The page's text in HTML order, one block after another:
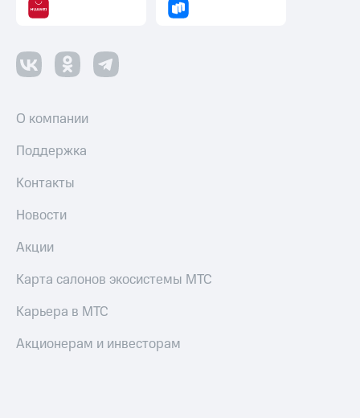
О компании
Поддержка
Контакты
Новости
Акции
Карта салонов экосистемы МТС
Карьера в МТС
Акционерам и инвесторам